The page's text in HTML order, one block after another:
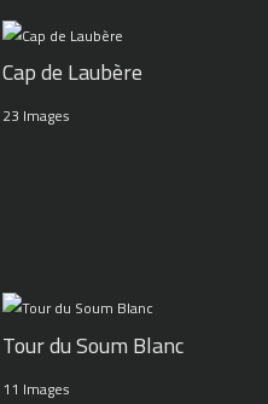
Cap de Laubère
23 Images
Tour du Soum Blanc
11 Images